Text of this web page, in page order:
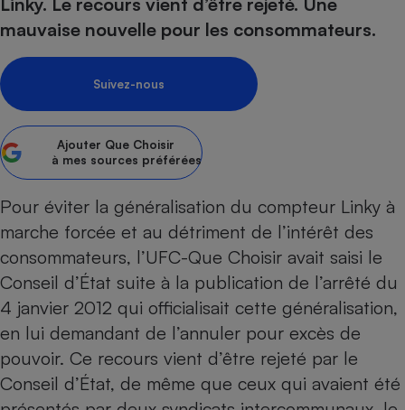
mauvaise nouvelle pour les consommateurs.
Suivez-nous
Ajouter Que Choisir
à mes sources préférées
Pour éviter la généralisation du compteur Linky à
marche forcée et au détriment de l’intérêt des
consommateurs, l’UFC-Que Choisir avait saisi le
Conseil d’État suite à la publication de l’arrêté du
4 janvier 2012 qui officialisait cette généralisation,
en lui demandant de l’annuler pour excès de
pouvoir. Ce recours vient d’être rejeté par le
Conseil d’État, de même que ceux qui avaient été
Sécurité - Hygiène
Supermarché - Drive
Assurance
Banque - Crédit
Epargne - Fiscalité
Mutuelle
Circulation routière
Pièce détachée
Moto
Comparateur auto
Comparatif
Comparatif aspirateur
Comparatif aspirateur
Comparatif cafetière
Comparatif robot cuiseur
Comparatif centrale
Gros électroménager
Comparatif casque audio
Comparatif ultrabook
Comparatif tablette
Image et son
Informatique
Internet
Téléphonie
Crédit immobilier
Comparatif tondeuse
Aménagement
Bricolage - Jardinage
Chauffage
Produit d'entretien
Sécurité domestique
Maladie - Médecine -
Système de santé -
Maison de retraite
Retraite
Choisir son fioul
Choisir son pellet
Comparateur assurance emprunteur
Tous les comparateurs
Toutes les cartes interactives
Speedtest - Testez le débit de votre
connexion Internet